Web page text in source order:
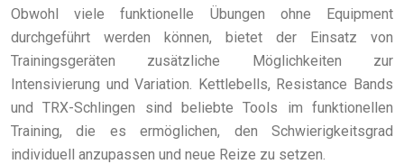
Obwohl viele funktionelle Übungen ohne Equipment
durchgeführt werden können, bietet der Einsatz von
Trainingsgeräten zusätzliche Möglichkeiten zur
Intensivierung und Variation. Kettlebells, Resistance Bands
und TRX-Schlingen sind beliebte Tools im funktionellen
Training, die es ermöglichen, den Schwierigkeitsgrad
individuell anzupassen und neue Reize zu setzen.